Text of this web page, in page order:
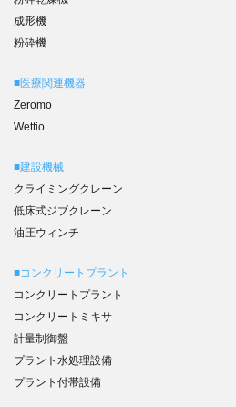
成形機
粉砕機
■医療関連機器
Zeromo
Wettio
■建設機械
クライミングクレーン
低床式ジブクレーン
油圧ウィンチ
■コンクリートプラント
コンクリートプラント
コンクリートミキサ
計量制御盤
プラント水処理設備
プラント付帯設備